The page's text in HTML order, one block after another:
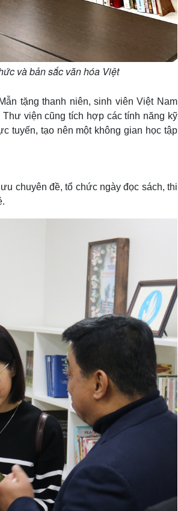
và bản sắc văn hóa Việt
tặng thanh niên, sinh viên Việt Nam
viện cũng tích hợp các tính năng kỹ
tuyến, tạo nên một không gian học tập
chuyên đề, tổ chức ngày đọc sách, thi